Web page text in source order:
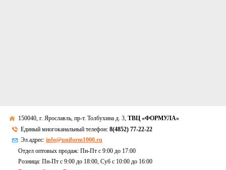
150040, г. Ярославль, пр-т. Толбухина д. 3,ТВЦ «ФОРМУЛА»
Единый многоканальный телефон:8(4852) 77-22-22
Эл.адрес:info@uniform1000.ru
Отдел оптовых продаж: Пн-Пт с 9:00 до 17:00
Розница: Пн-Пт с 9:00 до 18:00, Суб c 10:00 до 16:00